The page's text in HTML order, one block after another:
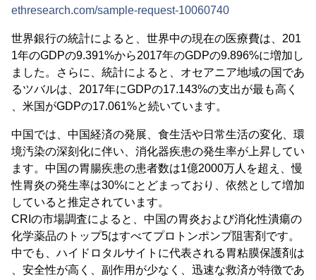
ethresearch.com/sample-request-10060740
世界銀行の統計によると、世界中の現在の医療費は、201
1年のGDPの9.391%から2017年のGDPの9.896%に増加し
ました。さらに、統計によると、オセアニア地域の国であ
るツバルは、2017年にGDPの17.143%の支出が最も高く
、米国がGDPの17.061%と続いています。
中国では、中国経済の発展、食生活や日常生活の変化、環
境汚染の深刻化に伴い、消化器疾患の発生率が上昇してい
ます。中国の胃腸疾患の患者数は1億2000万人を超え、慢
性胃炎の発生率は30%にとどまっており、依然として増加
していると推定されています。
CRIの市場調査によると、中国の胃炎および消化性潰瘍の
化学薬品のトップ5はすべてプロトンポンプ阻害剤です。
中でも、ハイドロタルサイトに代表される胃粘膜保護剤は
、安全性が高く、副作用が少なく、迅速な救済が特徴であ